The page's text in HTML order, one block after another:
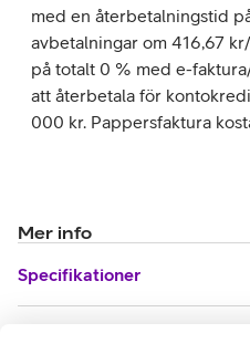
med en återbetalningstid
avbetalningar om 416,67
på totalt 0 % med e-
att återbetala för
000 kr. Pappersfaktura
Mer info
Specifikationer